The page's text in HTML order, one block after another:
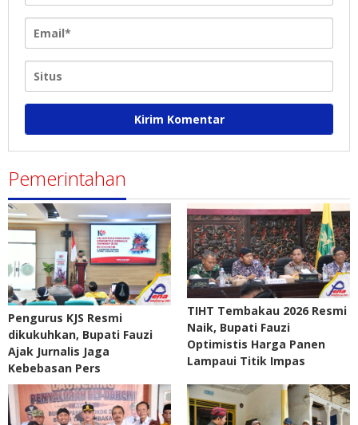
Pemerintahan
Pengurus KJS Resmi
dikukuhkan, Bupati Fauzi
Ajak Jurnalis Jaga
Kebebasan Pers
TIHT Tembakau 2026 Resmi
Naik, Bupati Fauzi
Optimistis Harga Panen
Lampaui Titik Impas